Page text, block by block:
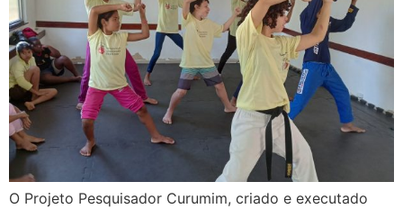
O Projeto Pesquisador Curumim, criado e executado